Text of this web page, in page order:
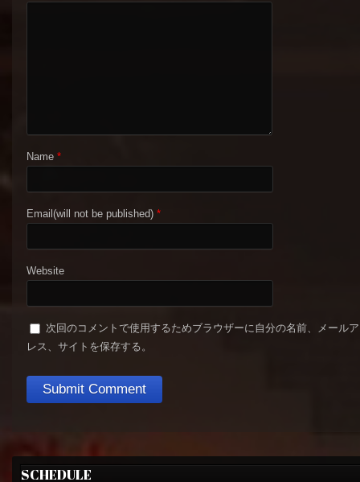
Name *
Email(will not be published) *
Website
次回のコメントで使用するためブラウザーに自分の名前、メール
レス、サイトを保存する。
SCHEDULE